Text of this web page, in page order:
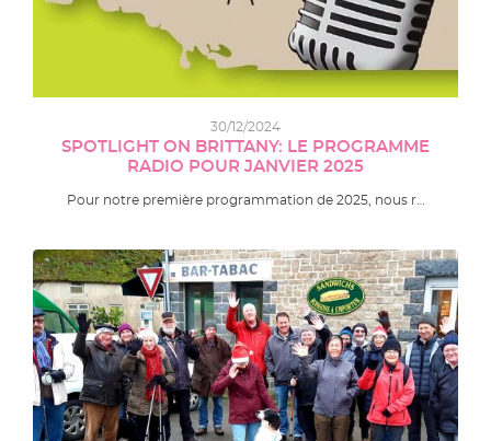
30/12/2024
SPOTLIGHT ON BRITTANY: LE PROGRAMME
RADIO POUR JANVIER 2025
Pour notre première programmation de 2025, nous r…